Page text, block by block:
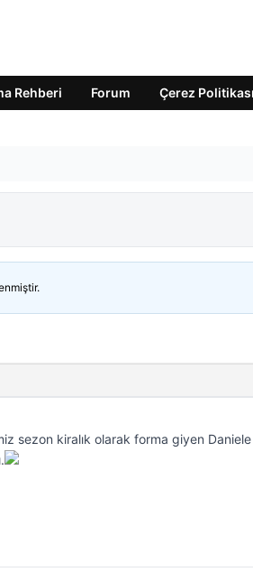
Rehberi Forum Çerez Politikası
sezon kiralık olarak forma giyen Daniele